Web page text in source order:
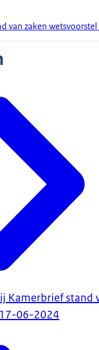
van zaken
Kamerbrief stand
17-06-2024